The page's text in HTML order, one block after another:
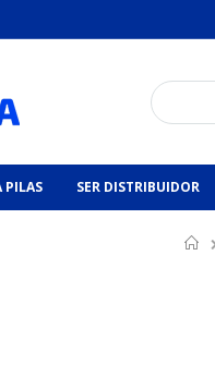
Buscar
PILAS SER DISTRIBUIDOR